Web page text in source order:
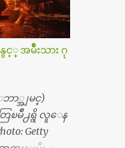
ေလာက္ က်သ
)...
စိတ္ရွိေတာ့
ေပါက္မွန္း
ာက္ကမွ။ ညီအ
ရွိတယ္။ အစ္ကို ၃
စ္ကိုေတြက
နဲ႔ သူဆိုေ
။ ျပီးေတာ့
ေယာ
အေဖ့ကို
နွင့္ အမ်ိဳးသား ဂု
ာ္အျမင္)
ၿမိဳ႕ရွိ လူေန
Getty